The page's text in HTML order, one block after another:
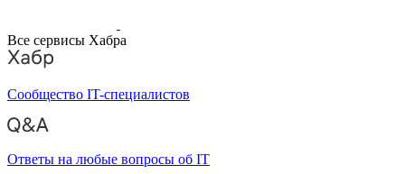
Все сервисы Хабра
Сообщество IT-специалистов
Ответы на любые вопросы об IT